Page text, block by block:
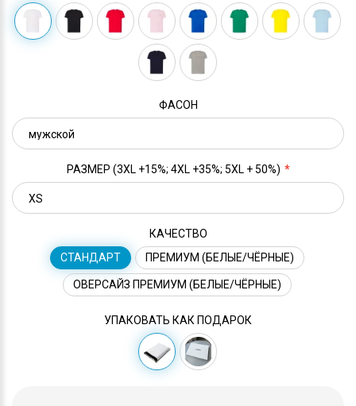
ФАСОН
РАЗМЕР (3XL +15%; 4XL +35%; 5XL + 50%)
КАЧЕСТВО
СТАНДАРТ
ПРЕМИУМ (БЕЛЫЕ/ЧЁРНЫЕ)
ОВЕРСАЙЗ ПРЕМИУМ (БЕЛЫЕ/ЧЁРНЫЕ)
УПАКОВАТЬ КАК ПОДАРОК